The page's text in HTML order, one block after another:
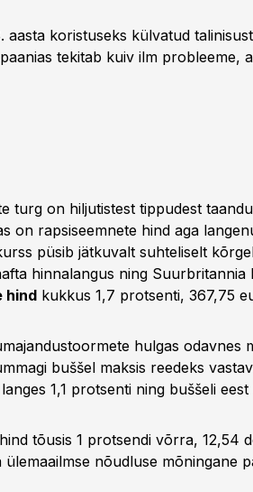
aasta koristuseks külvatud
tekitab kuiv ilm probleeme,
turg on hiljutistest tippudest
on rapsiseemnete hind aga
püsib jätkuvalt suhteliselt
hinnalangus ning Suurbritannia
hind kukkus 1,7 protsenti, 367,75
hulgas odavnes
buššel maksis reedeks
1,1 protsenti ning buššeli
tõusis 1 protsendi võrra, 12,54
nõudluse mõningane